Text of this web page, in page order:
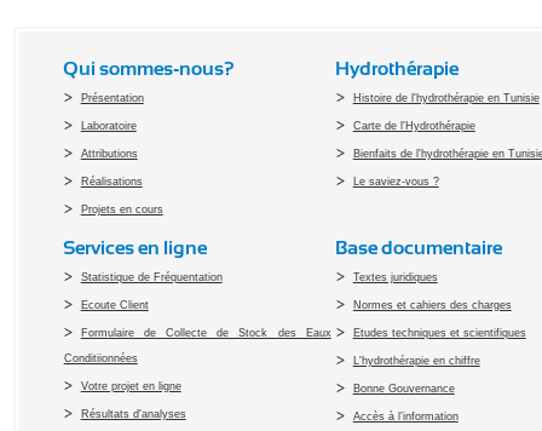
Qui sommes-nous?
Présentation
Laboratoire
Attributions
Réalisations
Projets en cours
Hydrothérapie
Histoire de l'hydrothérapie en Tunisie
Carte de l'Hydrothérapie
Bienfaits de l'hydrothérapie en
Le saviez-vous ?
Services en ligne
Statistique de Fréquentation
Ecoute Client
Formulaire de Collecte de Stock des Eaux
Conditiionnées
Votre projet en ligne
Résultats d'analyses
Base documentaire
Textes juridiques
Normes et cahiers des charges
Etudes techniques et scientifiques
L'hydrothérapie en chiffre
Bonne Gouvernance
Accès à l’information